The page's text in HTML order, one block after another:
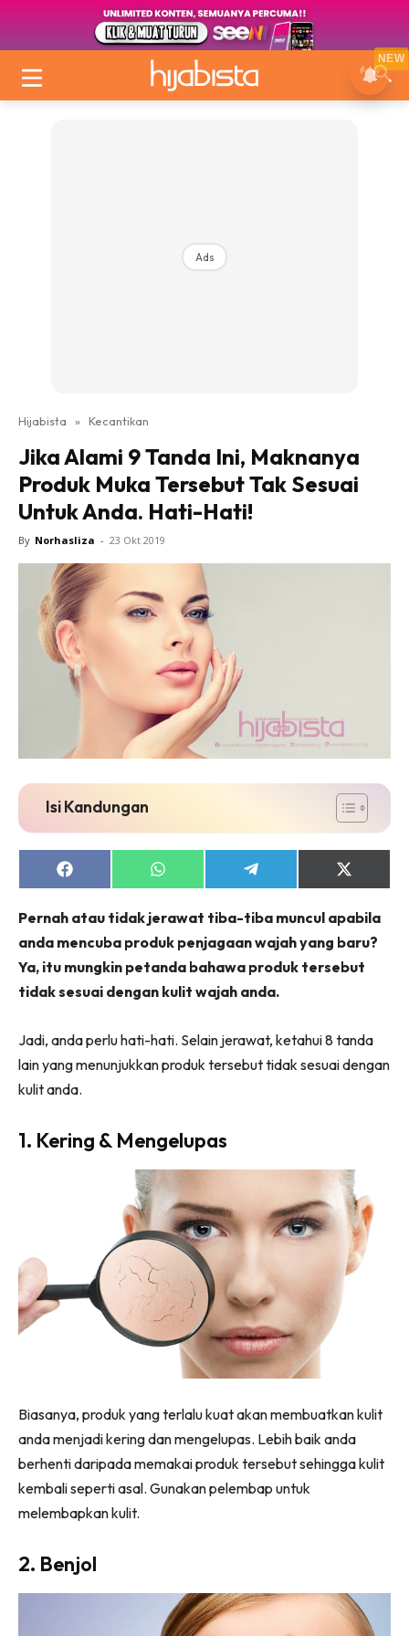
Ads
Hijabista » Kecantikan
Jika Alami 9 Tanda Ini, Maknanya
Produk Muka Tersebut Tak Sesuai
Untuk Anda. Hati-Hati!
By Norhasliza - 23 Okt 2019
Isi Kandungan
Share
on
Share
on
Share
on
Share
on
(Twitter)
Pernah atau tidak jerawat tiba-tiba muncul apabila
anda mencuba produk penjagaan wajah yang baru?
Ya, itu mungkin petanda bahawa produk tersebut
tidak sesuai dengan kulit wajah anda.
Jadi, anda perlu hati-hati. Selain jerawat, ketahui 8 tanda
lain yang menunjukkan produk tersebut tidak sesuai dengan
kulit anda.
1. Kering & Mengelupas
Biasanya, produk yang terlalu kuat akan membuatkan kulit
anda menjadi kering dan mengelupas. Lebih baik anda
berhenti daripada memakai produk tersebut sehingga kulit
kembali seperti asal. Gunakan pelembap untuk
melembapkan kulit.
2. Benjol
NEW